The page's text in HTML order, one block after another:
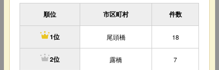
順位 市区町村 件数
1位 尾頭橋 18
2位 露橋 7